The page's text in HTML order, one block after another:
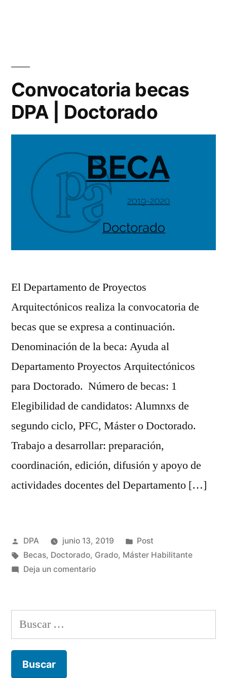
Convocatoria becas
DPA | Doctorado
El Departamento de Proyectos
Arquitectónicos realiza la convocatoria de
becas que se expresa a continuación.
Denominación de la beca: Ayuda al
Departamento Proyectos Arquitectónicos
para Doctorado. Número de becas: 1
Elegibilidad de candidatos: Alumnxs de
segundo ciclo, PFC, Máster o Doctorado.
Trabajo a desarrollar: preparación,
coordinación, edición, difusión y apoyo de
actividades docentes del Departamento […]
Publicado
por
DPA junio 13, 2019
Publicado
en
Post
Etiquetas:
Becas, Doctorado, Grado, Máster Habilitante
Deja un comentarioen
DPA
Doctorado
Buscar: